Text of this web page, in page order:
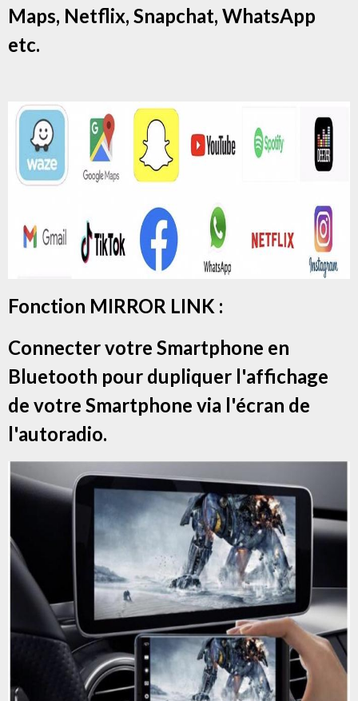
Maps, Netflix, Snapchat, WhatsApp
etc.
Fonction MIRROR LINK :
Connecter votre Smartphone en
Bluetooth pour dupliquer l'affichage
de votre Smartphone via l'écran de
l'autoradio.